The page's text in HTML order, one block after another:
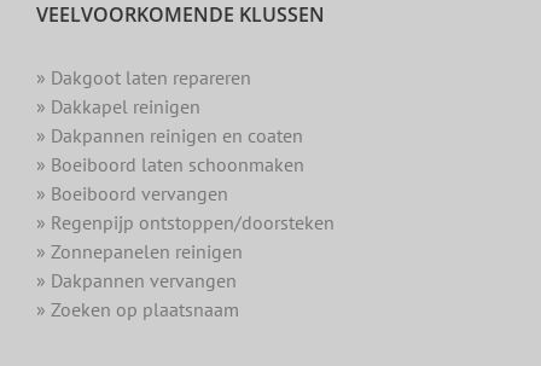
VEELVOORKOMENDE KLUSSEN
» Dakgoot laten repareren
» Dakkapel reinigen
» Dakpannen reinigen en coaten
» Boeiboord laten schoonmaken
» Boeiboord vervangen
» Regenpijp ontstoppen/doorsteken
» Zonnepanelen reinigen
» Dakpannen vervangen
» Zoeken op plaatsnaam